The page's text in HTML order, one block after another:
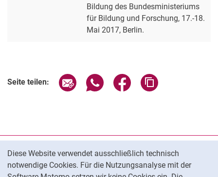
Diese Website verwendet ausschließlich technisch
notwendige Cookies. Für die Nutzungsanalyse mit der
Bildung des Bundesministeriums
für Bildung und Forschung, 17.-18.
Mai 2017, Berlin.
Seite teilen: Seite über E-Mail teilen
Seite über WhatsApp teilen
Seite über Facebook
Datenschutz
Barrierefreiheit